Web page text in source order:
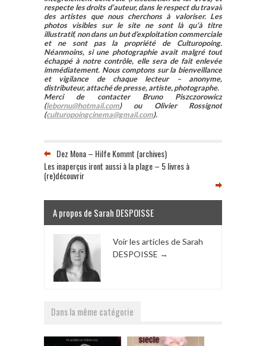
respecte les droits d’auteur, dans le respect du travail
des artistes que nous cherchons à valoriser. Les
photos visibles sur le site ne sont là qu’à titre
illustratif, non dans un but d’exploitation commerciale
et ne sont pas la propriété de Culturopoing.
Néanmoins, si une photographie avait malgré tout
échappé à notre contrôle, elle sera de fait enlevée
immédiatement. Nous comptons sur la bienveillance
et vigilance de chaque lecteur – anonyme,
distributeur, attaché de presse, artiste, photographe.
Merci de contacter Bruno Piszczorowicz
(lebornu@hotmail.com) ou Olivier Rossignot
(culturopoingcinema@gmail.com).
Dez Mona – Hilfe Kommt (archives)
Les inaperçus iront aussi à la plage – 5 livres à
(re)découvrir
A propos de Sarah DESPOISSE
Voir les articles de Sarah
DESPOISSE →
Dans la même catégorie